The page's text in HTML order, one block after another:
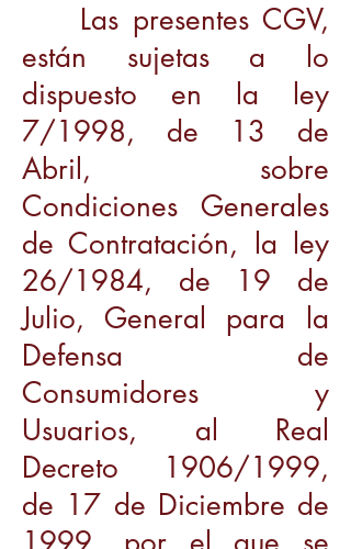
Las presentes CGV,
están sujetas a lo
dispuesto en la ley
7/1998, de 13 de
Abril, sobre
Condiciones Generales
de Contratación, la ley
26/1984, de 19 de
Julio, General para la
Defensa de
Consumidores y
Usuarios, al Real
Decreto 1906/1999,
de 17 de Diciembre de